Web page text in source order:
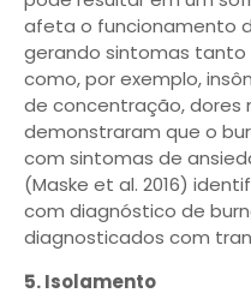
afeta o funcionamento
gerando sintomas
como, por exemplo,
de concentração, dores
demonstraram que o
com sintomas de
(Maske et al. 2016)
com diagnóstico de
diagnosticados com
5. Isolamento